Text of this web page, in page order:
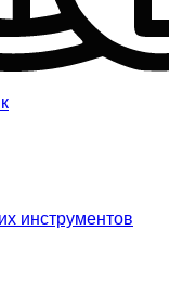
инструментов